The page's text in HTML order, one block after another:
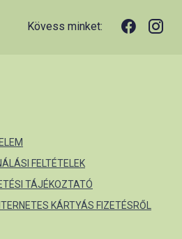
Kövess minket:
FELTÉTELEK
TÁJÉKOZTATÓ
KÁRTYÁS FIZETÉSRŐL